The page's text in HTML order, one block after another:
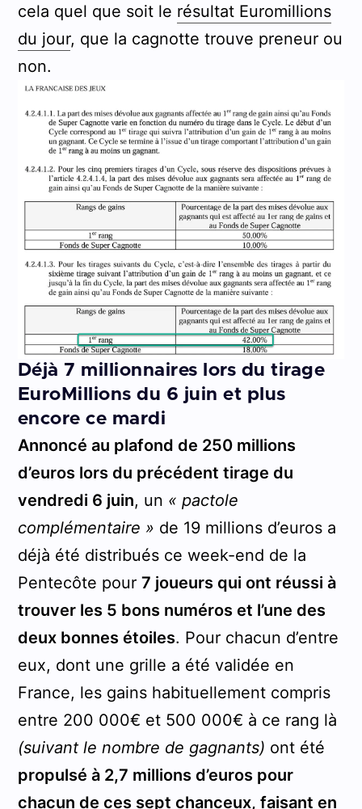
cela quel que soit le résultat Euromillions
du jour, que la cagnotte trouve preneur ou
non.
Déjà 7 millionnaires lors du tirage
EuroMillions du 6 juin et plus
encore ce mardi
Annoncé au plafond de 250 millions
d’euros lors du précédent tirage du
vendredi 6 juin, un « pactole
complémentaire » de 19 millions d’euros a
déjà été distribués ce week-end de la
Pentecôte pour 7 joueurs qui ont réussi à
trouver les 5 bons numéros et l’une des
deux bonnes étoiles. Pour chacun d’entre
eux, dont une grille a été validée en
France, les gains habituellement compris
entre 200 000€ et 500 000€ à ce rang là
(suivant le nombre de gagnants) ont été
propulsé à 2,7 millions d’euros pour
chacun de ces sept chanceux, faisant en